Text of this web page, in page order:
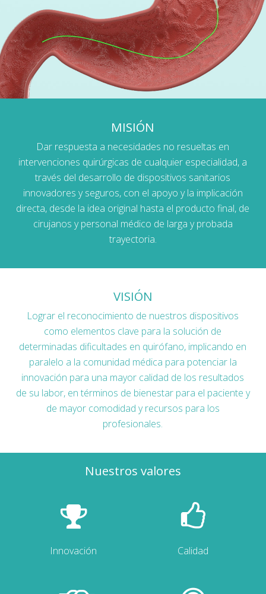
MISIÓN
Dar respuesta a necesidades no resueltas en
intervenciones quirúrgicas de cualquier especialidad, a
través del desarrollo de dispositivos sanitarios
innovadores y seguros, con el apoyo y la implicación
directa, desde la idea original hasta el producto final, de
cirujanos y personal médico de larga y probada
trayectoria.
VISIÓN
Lograr el reconocimiento de nuestros dispositivos
como elementos clave para la solución de
determinadas dificultades en quirófano, implicando en
paralelo a la comunidad médica para potenciar la
innovación para una mayor calidad de los resultados
de su labor, en términos de bienestar para el paciente y
de mayor comodidad y recursos para los
profesionales.
Nuestros valores
Innovación Calidad